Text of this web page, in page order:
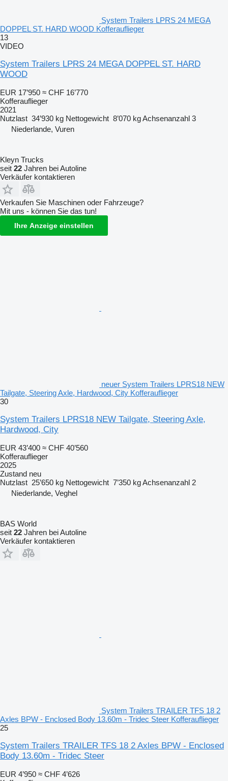
System Trailers LPRS 24 MEGA
DOPPEL ST. HARD WOOD Kofferauflieger
13
VIDEO
System Trailers LPRS 24 MEGA DOPPEL ST. HARD
WOOD
EUR 17’950 ≈ CHF 16’770
Kofferauflieger
2021
Nutzlast 34’930 kg Nettogewicht 8’070 kgAchsenanzahl 3
Niederlande, Vuren
Kleyn Trucks
seit 22 Jahren bei Autoline
Verkäufer kontaktieren
Verkaufen Sie Maschinen oder Fahrzeuge?
Mit uns - können Sie das tun!
Ihre Anzeige einstellen
neuer System Trailers LPRS18 NEW
Tailgate, Steering Axle, Hardwood, City Kofferauflieger
30
System Trailers LPRS18 NEW Tailgate, Steering Axle,
Hardwood, City
EUR 43’400 ≈ CHF 40’560
Kofferauflieger
2025
Zustand neu
Nutzlast 25’650 kg Nettogewicht 7’350 kgAchsenanzahl 2
Niederlande, Veghel
BAS World
seit 22 Jahren bei Autoline
Verkäufer kontaktieren
System Trailers TRAILER TFS 18 2
Axles BPW - Enclosed Body 13.60m - Tridec Steer Kofferauflieger
25
System Trailers TRAILER TFS 18 2 Axles BPW - Enclosed
Body 13.60m - Tridec Steer
EUR 4’950 ≈ CHF 4’626